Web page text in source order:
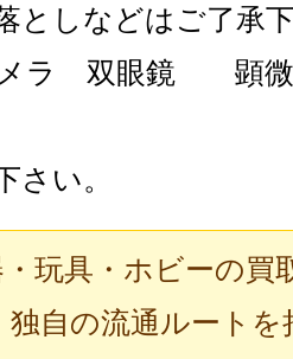
としなどはご了承
メラ 双眼鏡 顕微
さい。
玩具・ホビーの買
独自の流通ルート